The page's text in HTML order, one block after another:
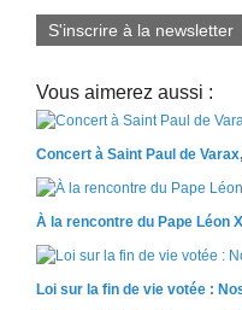
S'inscrire à la newsletter
Vous aimerez aussi :
Concert à Saint Paul de
À la rencontre du Pape Léon
Loi sur la fin de vie votée :